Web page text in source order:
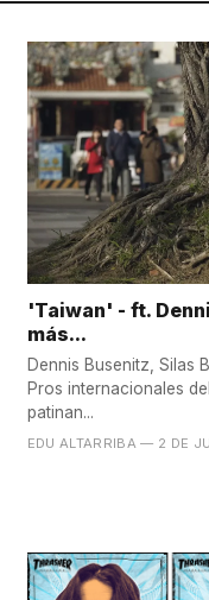
'Taiwan' - ft.
más...
Dennis Busenitz, Silas
Pros internacionales
patinan...
EDU ALTARRIBA — 2 DE